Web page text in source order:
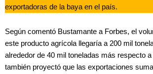
exportadoras de la baya en el país.
Según comentó Bustamante a Forbes, el
este producto agrícola llegaría a 200 mil
alrededor de 40 mil toneladas más respecto
también proyectó que las exportaciones